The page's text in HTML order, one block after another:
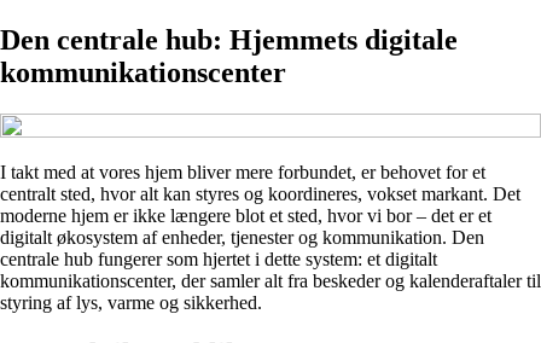
Den centrale hub: Hjemmets digitale
kommunikationscenter
I takt med at vores hjem bliver mere forbundet, er behovet for et
centralt sted, hvor alt kan styres og koordineres, vokset markant. Det
moderne hjem er ikke længere blot et sted, hvor vi bor – det er et
digitalt økosystem af enheder, tjenester og kommunikation. Den
centrale hub fungerer som hjertet i dette system: et digitalt
kommunikationscenter, der samler alt fra beskeder og kalenderaftaler til
styring af lys, varme og sikkerhed.